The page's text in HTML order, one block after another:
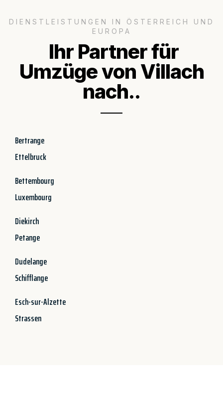
DIENSTLEISTUNGEN IN ÖSTERREICH UND
EUROPA
Ihr Partner für
Umzüge von Villach
nach..
Bertrange
Ettelbruck
Bettembourg
Luxembourg
Diekirch
Petange
Dudelange
Schifflange
Esch-sur-Alzette
Strassen